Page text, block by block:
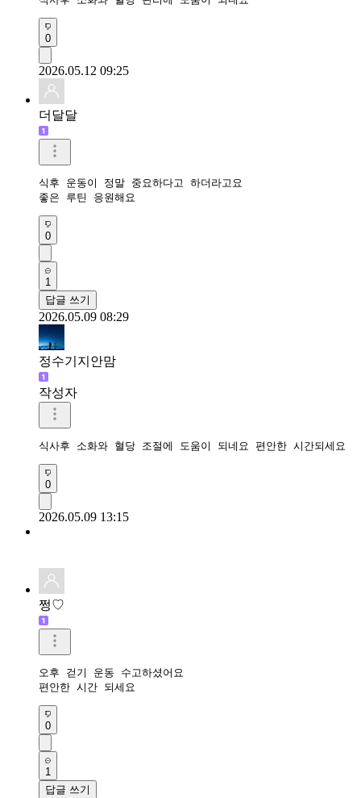
0
2026.05.12 09:25
더달달
식후 운동이 정말 중요하다고 하더라고요
좋은 루틴 응원해요
0
1
답글 쓰기
2026.05.09 08:29
정수기지안맘
작성자
식사후 소화와 혈당 조절에 도움이 되네요 편안한 시간되세요
0
2026.05.09 13:15
쩡♡
오후 걷기 운동 수고하셨어요
편안한 시간 되세요
0
1
답글 쓰기